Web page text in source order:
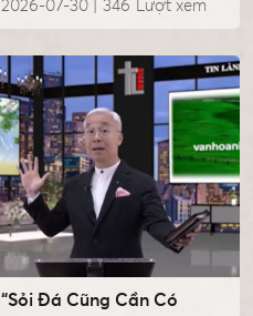
2026-07-30 | Lượt xem
346
“Sỏi Đá Cũng Cần Có